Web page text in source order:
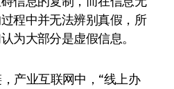
程中并无法辨别真假，所
为大部分是虚假信息。
产业互联网中，“线上办